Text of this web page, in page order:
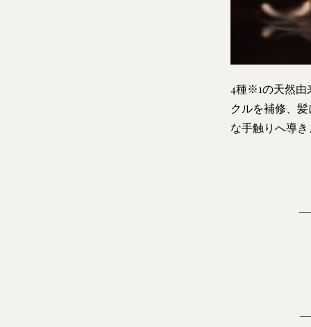
4種※1の天然由
クルを補修、
な手触りへ導